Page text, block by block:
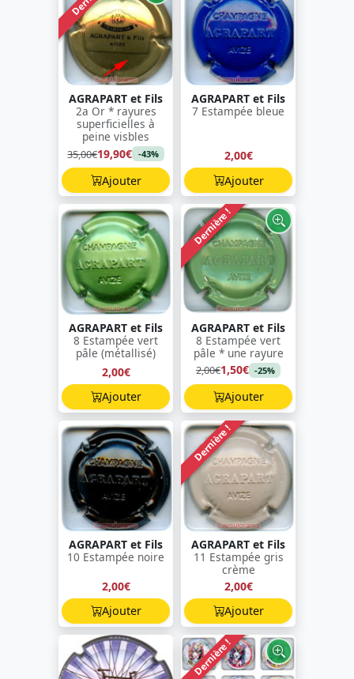
AGRAPART et Fils
2a Or * rayures
superficielles à
peine visbles
35,00€19,90€ -43%
Ajouter
AGRAPART et Fils
7 Estampée bleue
2,00€
Ajouter
AGRAPART et Fils
8 Estampée vert
pâle (métallisé)
2,00€
Ajouter
Dernière !
AGRAPART et Fils
8 Estampée vert
pâle * une rayure
2,00€1,50€ -25%
Ajouter
AGRAPART et Fils
10 Estampée noire
2,00€
Ajouter
Dernière !
AGRAPART et Fils
11 Estampée gris
crème
2,00€
Ajouter
Dernière !